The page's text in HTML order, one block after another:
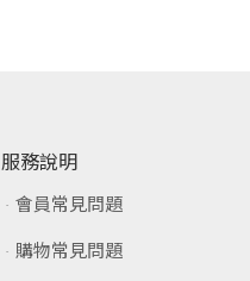
服務說明
會員常見問題
購物常見問題